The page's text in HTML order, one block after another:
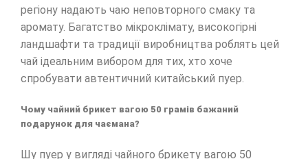
регіону надають чаю неповторного смаку та
аромату. Багатство мікроклімату, високогірні
ландшафти та традиції виробництва роблять цей
чай ідеальним вибором для тих, хто хоче
спробувати автентичний китайський пуер.
Чому чайний брикет вагою 50 грамів бажаний
подарунок для чаємана?
Шу пуер у вигляді чайного брикету вагою 50